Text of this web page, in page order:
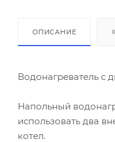
ОПИСАНИЕ
Водонагреватель с
Напольный
использовать два
котел.